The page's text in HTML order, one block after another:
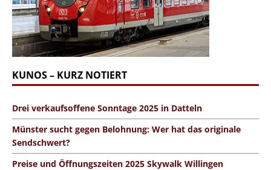
KUNOS – KURZ NOTIERT
Drei verkaufsoffene Sonntage 2025 in Datteln
Münster sucht gegen Belohnung: Wer hat das originale
Sendschwert?
Preise und Öffnungszeiten 2025 Skywalk Willingen